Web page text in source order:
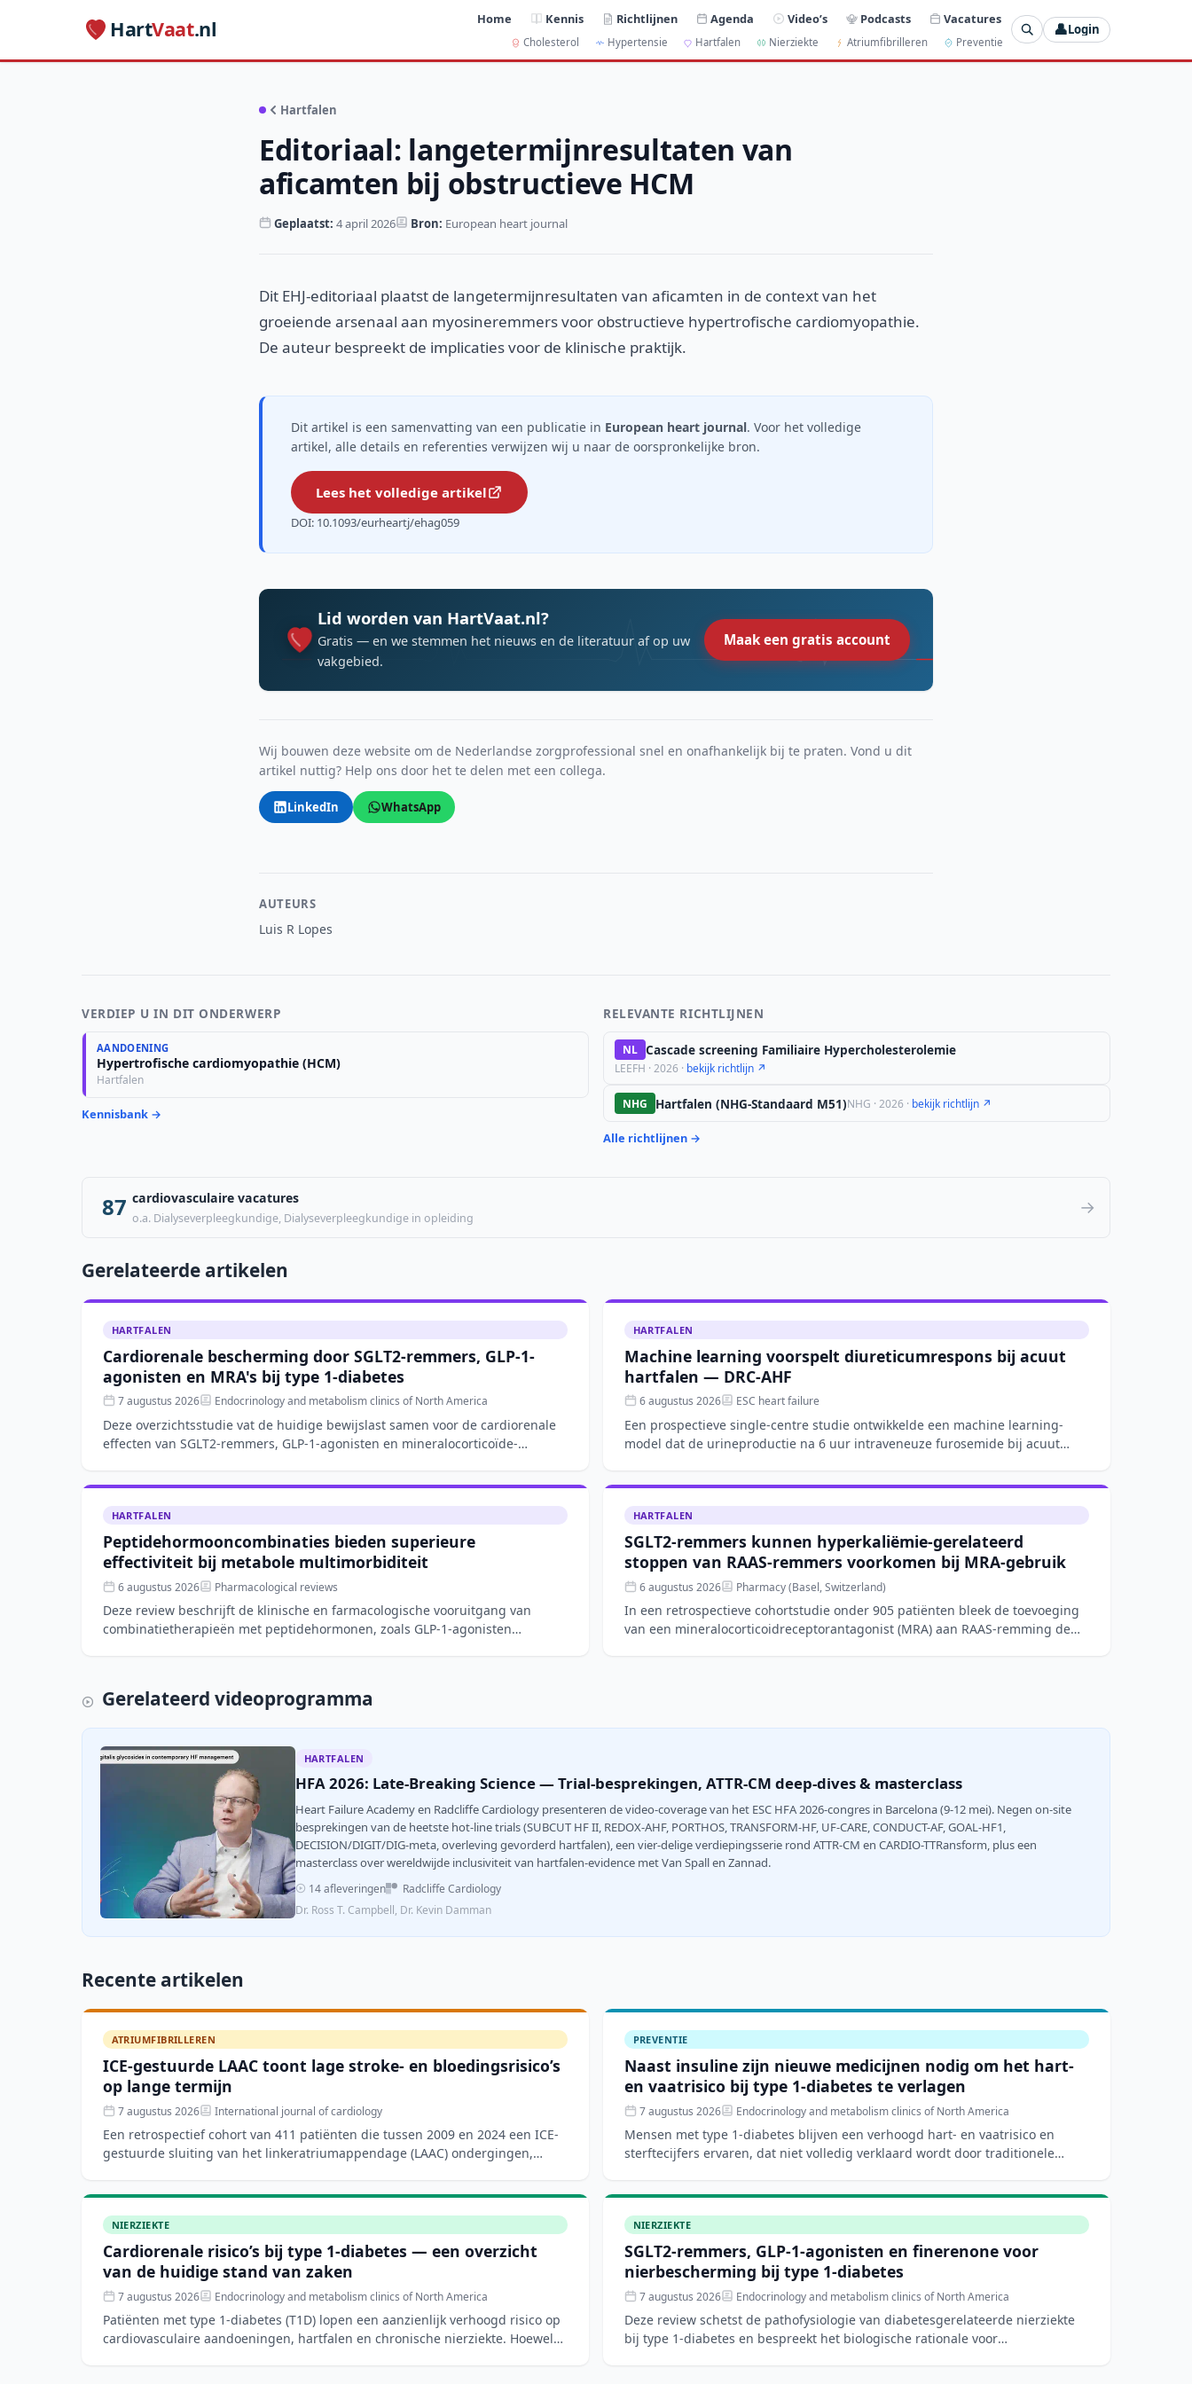
HartVaat.nl Home Kennis Richtlijnen Agenda Video’s Podcasts Vacatures
Cholesterol Hypertensie Hartfalen Nierziekte Atriumfibrilleren Preventie
👤Login
Hartfalen
Editoriaal: langetermijnresultaten van
aficamten bij obstructieve HCM
Geplaatst: 4 april 2026 Bron: European heart journal
Dit EHJ-editoriaal plaatst de langetermijnresultaten van aficamten in de context van het
groeiende arsenaal aan myosineremmers voor obstructieve hypertrofische cardiomyopathie.
De auteur bespreekt de implicaties voor de klinische praktijk.
Dit artikel is een samenvatting van een publicatie in European heart journal. Voor het volledige
artikel, alle details en referenties verwijzen wij u naar de oorspronkelijke bron.
Lees het volledige artikel
DOI: 10.1093/eurheartj/ehag059
Lid worden van HartVaat.nl?
Gratis — en we stemmen het nieuws en de literatuur af op uw
vakgebied.
Maak een gratis account
Wij bouwen deze website om de Nederlandse zorgprofessional snel en onafhankelijk bij te praten. Vond u dit
artikel nuttig? Help ons door het te delen met een collega.
LinkedIn WhatsApp
AUTEURS
Luis R Lopes
VERDIEP U IN DIT ONDERWERP
AANDOENING
Hypertrofische cardiomyopathie (HCM)
Hartfalen
Kennisbank →
RELEVANTE RICHTLIJNEN
NL Cascade screening Familiaire Hypercholesterolemie
LEEFH · 2026 · bekijk richtlijn ↗
NHG Hartfalen (NHG-Standaard M51)NHG · 2026 · bekijk richtlijn ↗
Alle richtlijnen →
87 cardiovasculaire vacatures
o.a. Dialyseverpleegkundige, Dialyseverpleegkundige in opleiding →
Gerelateerde artikelen
HARTFALEN
Cardiorenale bescherming door SGLT2-remmers, GLP-1-
agonisten en MRA's bij type 1-diabetes
7 augustus 2026 Endocrinology and metabolism clinics of North America
Deze overzichtsstudie vat de huidige bewijslast samen voor de cardiorenale
effecten van SGLT2-remmers, GLP-1-agonisten en mineralocorticoïde-
HARTFALEN
Machine learning voorspelt diureticumrespons bij acuut
hartfalen — DRC-AHF
6 augustus 2026 ESC heart failure
Een prospectieve single-centre studie ontwikkelde een machine learning-
model dat de urineproductie na 6 uur intraveneuze furosemide bij acuut
HARTFALEN
Peptidehormooncombinaties bieden superieure
effectiviteit bij metabole multimorbiditeit
6 augustus 2026 Pharmacological reviews
Deze review beschrijft de klinische en farmacologische vooruitgang van
combinatietherapieën met peptidehormonen, zoals GLP-1-agonisten
HARTFALEN
SGLT2-remmers kunnen hyperkaliëmie-gerelateerd
stoppen van RAAS-remmers voorkomen bij MRA-gebruik
6 augustus 2026 Pharmacy (Basel, Switzerland)
In een retrospectieve cohortstudie onder 905 patiënten bleek de toevoeging
van een mineralocorticoidreceptorantagonist (MRA) aan RAAS-remming de
Gerelateerd videoprogramma
HARTFALEN
HFA 2026: Late-Breaking Science — Trial-besprekingen, ATTR-CM deep-dives & masterclass
Heart Failure Academy en Radcliffe Cardiology presenteren de video-coverage van het ESC HFA 2026-congres in Barcelona (9-12 mei). Negen on-site
besprekingen van de heetste hot-line trials (SUBCUT HF II, REDOX-AHF, PORTHOS, TRANSFORM-HF, UF-CARE, CONDUCT-AF, GOAL-HF1,
DECISION/DIGIT/DIG-meta, overleving gevorderd hartfalen), een vier-delige verdiepingsserie rond ATTR-CM en CARDIO-TTRansform, plus een
masterclass over wereldwijde inclusiviteit van hartfalen-evidence met Van Spall en Zannad.
14 afleveringen
Radcliffe Cardiology
Dr. Ross T. Campbell, Dr. Kevin Damman
Recente artikelen
ATRIUMFIBRILLEREN
ICE-gestuurde LAAC toont lage stroke- en bloedingsrisico’s
op lange termijn
7 augustus 2026 International journal of cardiology
Een retrospectief cohort van 411 patiënten die tussen 2009 en 2024 een ICE-
gestuurde sluiting van het linkeratriumappendage (LAAC) ondergingen,
PREVENTIE
Naast insuline zijn nieuwe medicijnen nodig om het hart-
en vaatrisico bij type 1-diabetes te verlagen
7 augustus 2026 Endocrinology and metabolism clinics of North America
Mensen met type 1-diabetes blijven een verhoogd hart- en vaatrisico en
sterftecijfers ervaren, dat niet volledig verklaard wordt door traditionele
NIERZIEKTE
Cardiorenale risico’s bij type 1-diabetes — een overzicht
van de huidige stand van zaken
7 augustus 2026 Endocrinology and metabolism clinics of North America
Patiënten met type 1-diabetes (T1D) lopen een aanzienlijk verhoogd risico op
cardiovasculaire aandoeningen, hartfalen en chronische nierziekte. Hoewel
NIERZIEKTE
SGLT2-remmers, GLP-1-agonisten en finerenone voor
nierbescherming bij type 1-diabetes
7 augustus 2026 Endocrinology and metabolism clinics of North America
Deze review schetst de pathofysiologie van diabetesgerelateerde nierziekte
bij type 1-diabetes en bespreekt het biologische rationale voor